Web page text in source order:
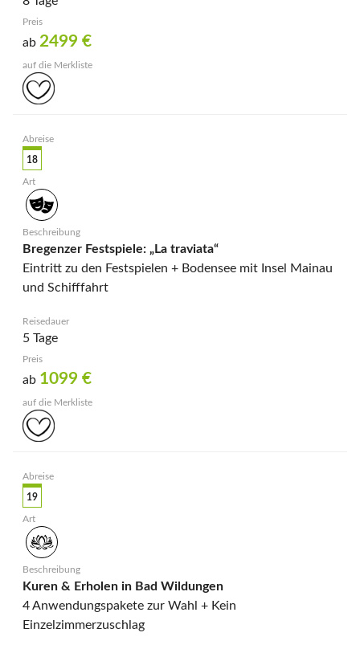
ab 2499 €
18
Bregenzer Festspiele: „La traviata“
Eintritt zu den Festspielen + Bodensee mit Insel Mainau
und Schifffahrt
5 Tage
ab 1099 €
19
Kuren & Erholen in Bad Wildungen
4 Anwendungspakete zur Wahl + Kein
Einzelzimmerzuschlag